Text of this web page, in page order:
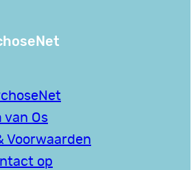
van Os
Voorwaarden
op